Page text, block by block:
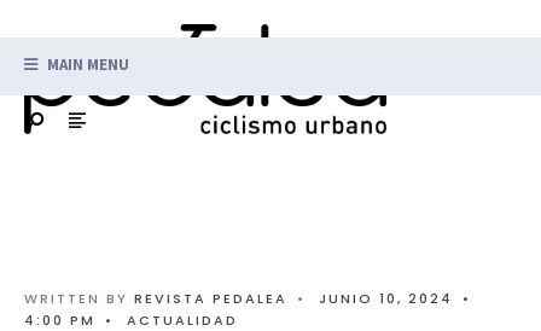
MAIN MENU
WRITTEN BY REVISTA PEDALEA • JUNIO 10, 2024
•
4:00 PM
• ACTUALIDAD